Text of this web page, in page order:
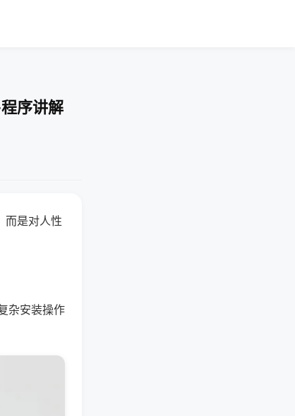
序讲解
而是对人性
杂安装操作